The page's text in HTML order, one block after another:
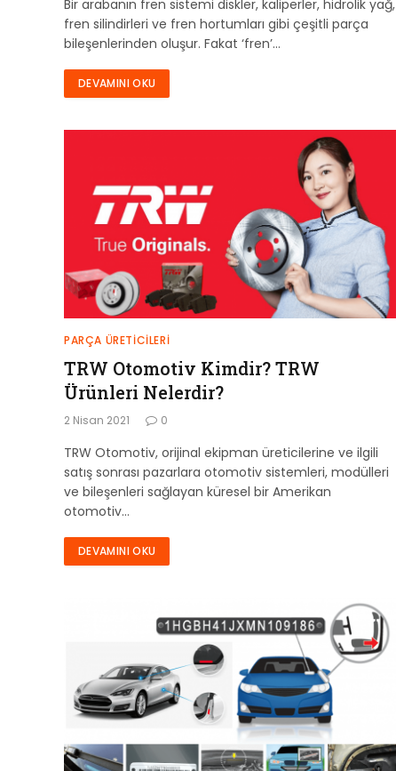
Bir arabanın fren sistemi diskler, kaliperler, hidrolik yağ,
fren silindirleri ve fren hortumları gibi çeşitli parça
bileşenlerinden oluşur. Fakat ‘fren’…
DEVAMINI OKU
PARÇA ÜRETICILERI
TRW Otomotiv Kimdir? TRW
Ürünleri Nelerdir?
2 Nisan 2021 0
TRW Otomotiv, orijinal ekipman üreticilerine ve ilgili
satış sonrası pazarlara otomotiv sistemleri, modülleri
ve bileşenleri sağlayan küresel bir Amerikan
otomotiv…
DEVAMINI OKU